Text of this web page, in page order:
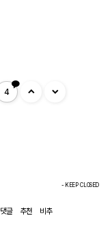
4
- KEEP CLOSED
댓글 추천 비추